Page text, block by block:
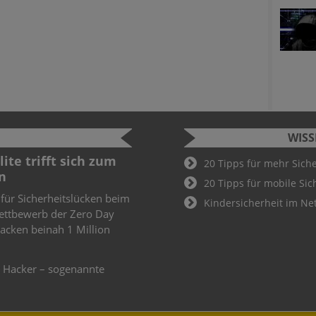
trifft sich zum
Sicherheitslücken beim
der Zero Day
beinah 1 Million
Hacker – sogenannte
Cyber
2022
Schüler und
20 Tipps für mehr
20 Tipps für mobile
Kindersicherheit im